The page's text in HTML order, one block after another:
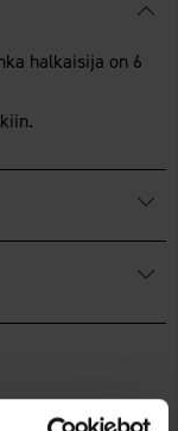
halkaisija on 6